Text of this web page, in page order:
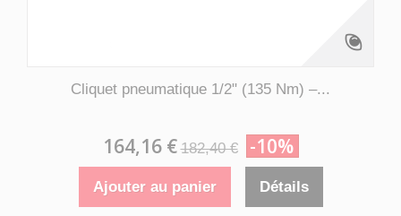
Cliquet pneumatique 1/2" (135 Nm) –...
164,16 € 182,40 € -10%
Ajouter au panier Détails